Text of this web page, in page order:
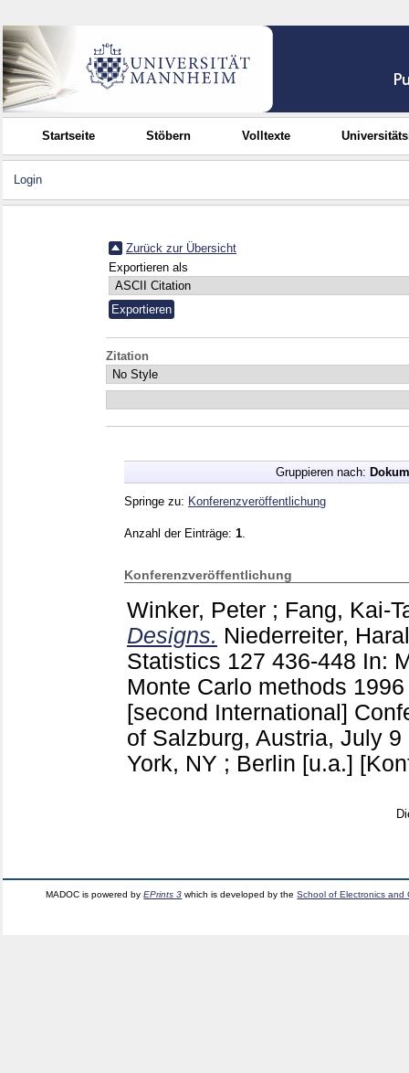
Startseite Stöbern Volltexte
Login
Zurück zur Übersicht
Exportieren als
Zitation
Gruppieren nach:
Springe zu: Konferenzveröffentlichung
Anzahl der Einträge: 1
Konferenzveröffentlichung
Winker, Peter ; Fang, Kai-
Designs. Niederreiter,
Statistics 127 436-448 In:
Monte Carlo methods
[second International]
of Salzburg, Austria, July
York, NY ; Berlin [u.a.]
MADOC is powered byEPrints 3 which is developed by theSchool of Electronics and